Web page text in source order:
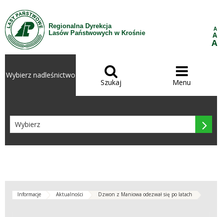
Przejdź do treści
Regionalna Dyrekcja
Lasów Państwowych w Krośnie
A
A
A
Wybierz nadleśnictwo 
Szukaj

Menu

Informacje Aktualności Dzwon z Maniowa odezwał się po latach